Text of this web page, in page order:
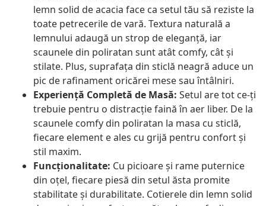
lemn solid de acacia face ca setul tău să reziste la
toate petrecerile de vară. Textura naturală a
lemnului adaugă un strop de eleganță, iar
scaunele din poliratan sunt atât comfy, cât și
stilate. Plus, suprafața din sticlă neagră aduce un
pic de rafinament oricărei mese sau întâlniri.
Experiență Completă de Masă: Setul are tot ce-ți
trebuie pentru o distracție faină în aer liber. De la
scaunele comfy din poliratan la masa cu sticlă,
fiecare element e ales cu grijă pentru confort și
stil maxim.
Funcționalitate: Cu picioare și rame puternice
din oțel, fiecare piesă din setul ăsta promite
stabilitate și durabilitate. Cotierele din lemn solid